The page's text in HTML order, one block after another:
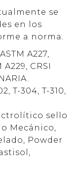
se
en los
a norma.
A227,
A229, CRSI
T-304, T-310,
sello
Mecánico,
Powder